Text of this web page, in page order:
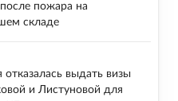
пожара на
складе
отказалась выдать визы
и Листуновой для